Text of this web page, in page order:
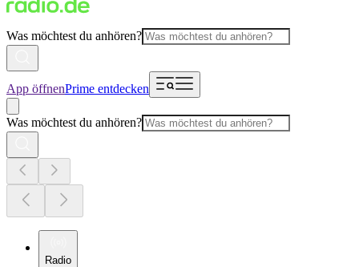
Was möchtest du anhören?
App öffnenPrime entdecken
Was möchtest du anhören?
Radio